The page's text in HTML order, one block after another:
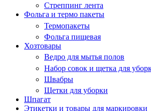
Стреппинг лента
Фольга и термо пакеты
Термопакеты
Фольга пищевая
Хозтовары
Ведро для мытья полов
Набор совок и щетка для
Швабры
Щетки для уборки
Шпагат
Этикетки и товары для маркировки